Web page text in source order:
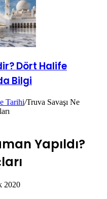
Dört Halife
Bilgi
Tarihi/Truva Savaşı Ne
Yapıldı?
2020